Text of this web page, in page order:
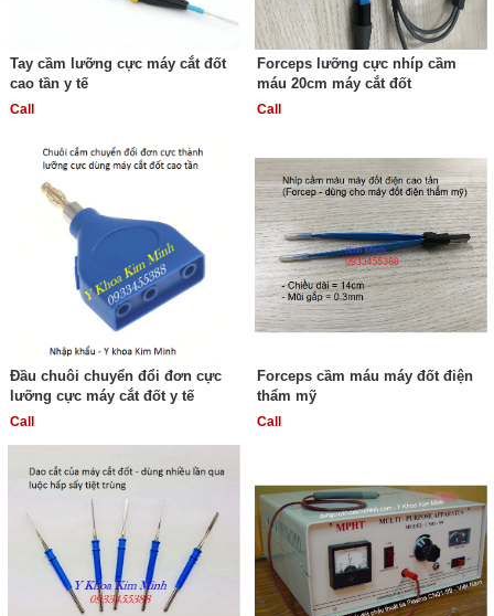
Tay cầm lưỡng cực máy cắt đốt
cao tần y tế
Call
Forceps lưỡng cực nhíp cầm
máu 20cm máy cắt đốt
Call
Đầu chuôi chuyển đổi đơn cực
lưỡng cực máy cắt đốt y tế
Call
Forceps cầm máu máy đốt điện
thẩm mỹ
Call